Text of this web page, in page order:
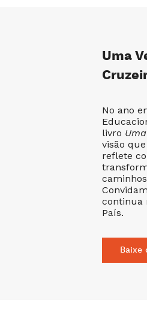
Uma
No ano
livro
visão
reflete
continua
País.
Baixe